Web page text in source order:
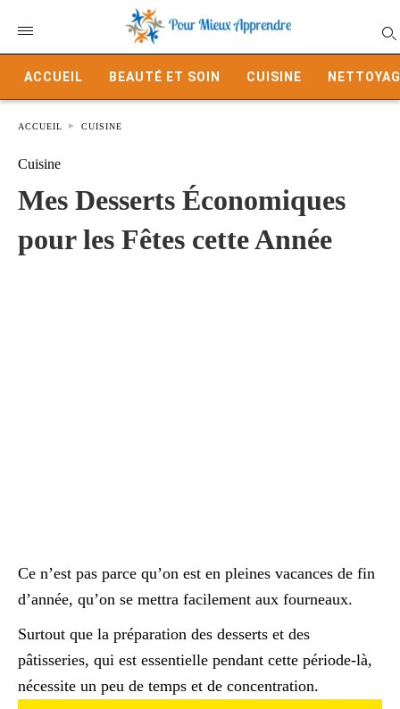
ACCUEIL BEAUTÉ ET SOIN CUISINE
ACCUEIL CUISINE
Cuisine
Mes Desserts Économiques
pour les Fêtes cette Année
Ce n’est pas parce qu’on est en pleines vacances de fin
d’année, qu’on se mettra facilement aux fourneaux.
Surtout que la préparation des desserts et des
pâtisseries, qui est essentielle pendant cette période-là,
nécessite un peu de temps et de concentration.